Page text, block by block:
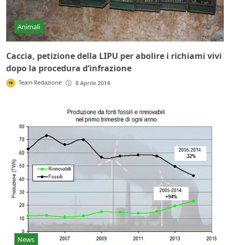
Animali
Caccia, petizione della LIPU per abolire i richiami vivi
dopo la procedura d’infrazione
Team Redazione 8 Aprile 2014
News